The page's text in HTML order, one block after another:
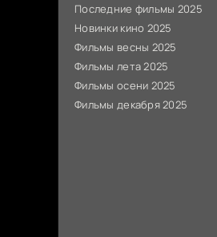
Последние фильмы 2025
Новинки кино 2025
Фильмы весны 2025
Фильмы лета 2025
Фильмы осени 2025
Фильмы декабря 2025